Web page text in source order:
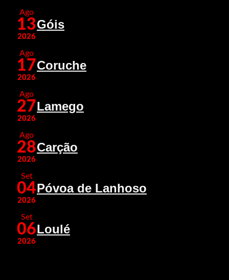
Ago
13
2026
Góis
Ago
17
2026
Coruche
Ago
27
2026
Lamego
Ago
28
2026
Carção
Set
04
2026
Póvoa de Lanhoso
Set
06
2026
Loulé